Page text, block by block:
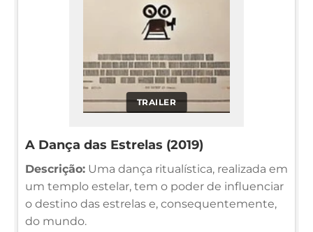
TRAILER
A Dança das Estrelas (2019)
Descrição: Uma dança ritualística, realizada em
um templo estelar, tem o poder de influenciar
o destino das estrelas e, consequentemente,
do mundo.